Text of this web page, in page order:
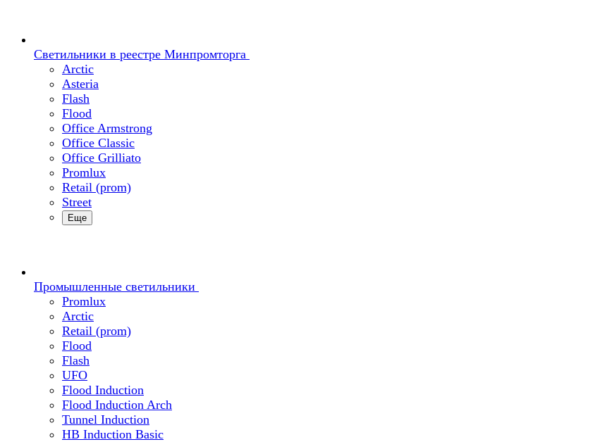
Светильники в реестре Минпромторга
Arctic
Asteria
Flash
Flood
Office Armstrong
Office Classic
Office Grilliato
Promlux
Retail (prom)
Street
Еще
Промышленные светильники
Promlux
Arctic
Retail (prom)
Flood
Flash
UFO
Flood Induction
Flood Induction Arch
Tunnel Induction
HB Induction Basic